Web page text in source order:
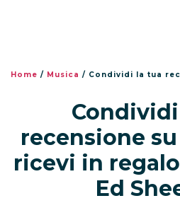
Home / Musica / Condividi la tua recensione su
recensione
ricevi in
Ed